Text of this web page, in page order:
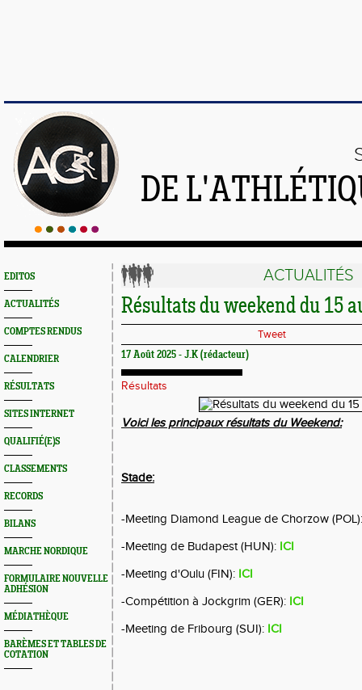
DE
EDITOS
ACTUALITÉS
COMPTES RENDUS
CALENDRIER
RÉSULTATS
SITES INTERNET
QUALIFIÉ(E)S
CLASSEMENTS
RECORDS
BILANS
MARCHE NORDIQUE
FORMULAIRE NOUVELLE
ADHÉSION
MÉDIATHÈQUE
BARÈMES ET TABLES DE
COTATION
ACTUALITÉS
Résultats du weekend du 15
Tweet
17 Août 2025 - J.K (rédacteur)
Résultats
Voici les principaux résultats du Weekend:
Stade:
-Meeting Diamond League de Chorzow
-Meeting de Budapest (HUN): ICI
-Meeting d'Oulu (FIN): ICI
-Compétition à Jockgrim (GER): ICI
-Meeting de Fribourg (SUI): ICI